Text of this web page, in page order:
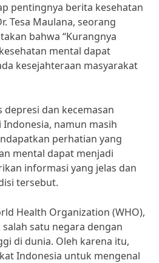
pentingnya berita kesehatan
Tesa Maulana, seorang
bahwa “Kurangnya
mental dapat
kesejahteraan masyarakat
depresi dan kecemasan
namun masih
perhatian yang
mental dapat menjadi
informasi yang jelas dan
tersebut.
Health Organization (WHO),
satu negara dengan
di dunia. Oleh karena itu,
Indonesia untuk mengenal